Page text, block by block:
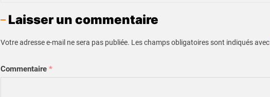
Laisser un commentaire
Votre adresse e-mail ne sera pas publiée. Les champs obligatoires sont indiqués avec
Commentaire *